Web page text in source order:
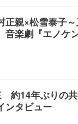
正親×松雪泰子
音楽劇『エノケ
14年ぶりの共
ンタビュー